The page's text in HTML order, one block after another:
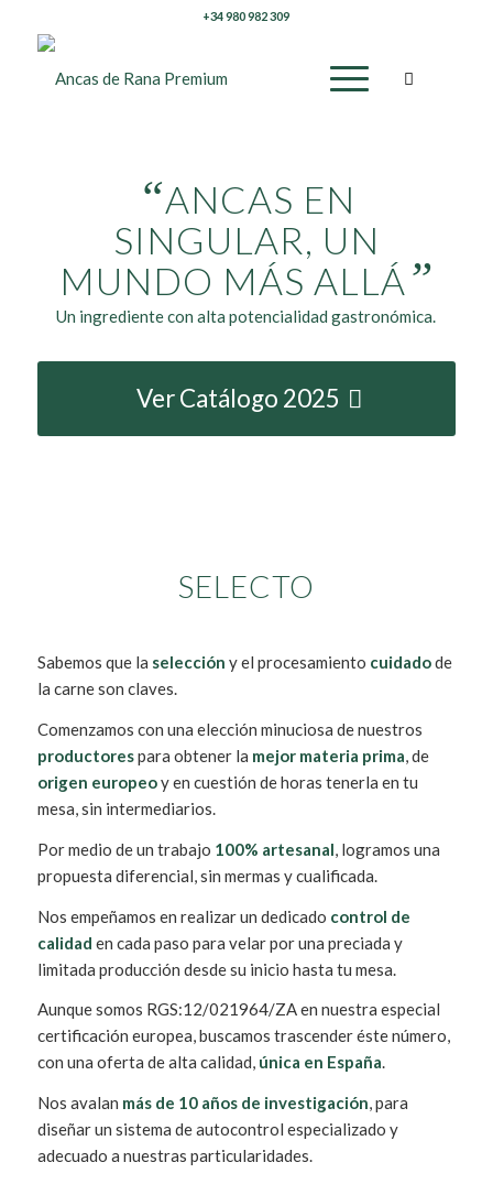
+34 980 982 309
“ANCAS EN
SINGULAR, UN
MUNDO MÁS ALLÁ”
Un ingrediente con alta potencialidad gastronómica.
Ver Catálogo 2025
SELECTO
Sabemos que la selección y el procesamiento cuidadode
la carne son claves.
Comenzamos con una elección minuciosa de nuestros
productorespara obtener la mejor materia prima, de
origen europeoy en cuestión de horas tenerla en tu
mesa, sin intermediarios.
Por medio de un trabajo 100% artesanal, logramos una
propuesta diferencial, sin mermas y cualificada.
Nos empeñamos en realizar un dedicado control de
calidad en cada paso para velar por una preciada y
limitada producción desde su inicio hasta tu mesa.
Aunque somos RGS:12/021964/ZA en nuestra especial
certificación europea, buscamos trascender éste número,
con una oferta de alta calidad, única en España.
Nos avalan más de 10 años de investigación, para
diseñar un sistema de autocontrol especializado y
adecuado a nuestras particularidades.